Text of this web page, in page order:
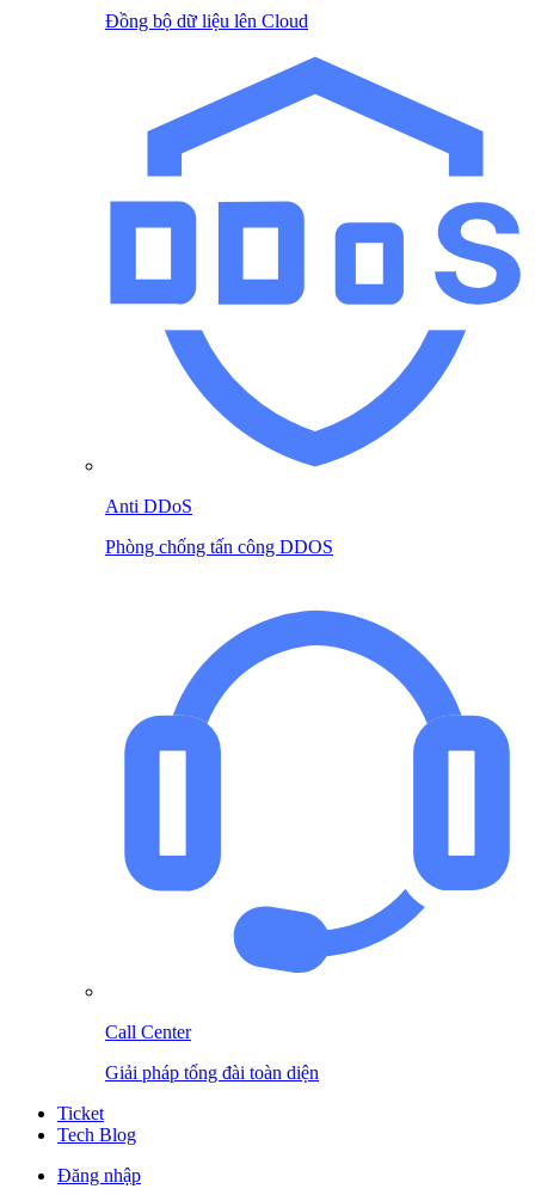
Đồng bộ dữ liệu lên Cloud
Anti DDoS
Phòng chống tấn công DDOS
Call Center
Giải pháp tổng đài toàn diện
Ticket
Tech Blog
Đăng nhập